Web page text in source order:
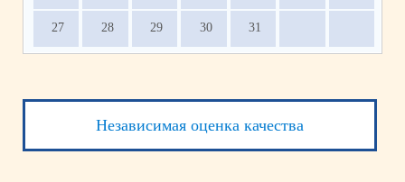
27 28 29 30 31
Независимая оценка качества